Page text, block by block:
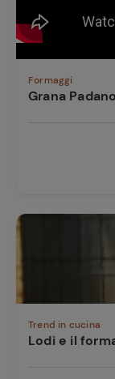
Formaggi
Grana
Trend in cucina
Lodi e il